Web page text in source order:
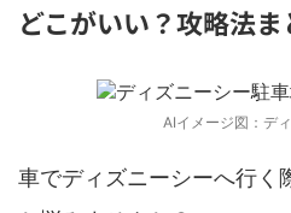
どこがいい？攻略法ま
AIイメージ図：デ
車でディズニーシーへ行く